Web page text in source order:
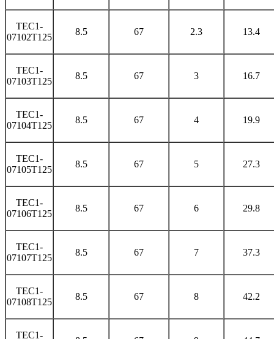
TEC1-
07102T125
8.5 67 2.3 13.4
TEC1-
07103T125
8.5 67 3 16.7
TEC1-
07104T125
8.5 67 4 19.9
TEC1-
07105T125
8.5 67 5 27.3
TEC1-
07106T125
8.5 67 6 29.8
TEC1-
07107T125
8.5 67 7 37.3
TEC1-
07108T125
8.5 67 8 42.2
TEC1-